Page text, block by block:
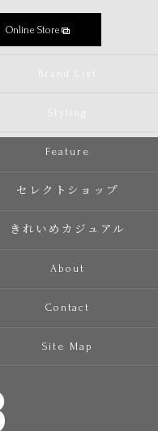
Online Store
Brand List
Styling
Feature
セレクトショップ
きれいめカジュアル
About
Contact
Site Map